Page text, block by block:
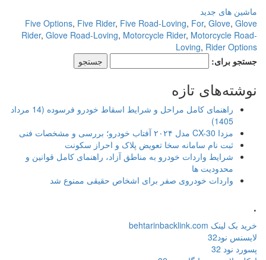
ماشین های جدید
Five Options,Five Rider,Five Road-Loving,For,Glove,Glove
Rider,Glove Road-Loving,Motorcycle Rider,Motorcycle Road-
Loving,Rider Options
جستجو برای:
نوشته‌های تازه
راهنمای کامل مراحل و شرایط اسقاط خودرو فرسوده (14 مرداد
1405)
مزدا CX-30 مدل ۲۰۲۴ آفتاب خودرو؛ بررسی و مشخصات فنی
ثبت نام سامانه سخا تعویض پلاک و احراز سکونت
شرایط واردات خودرو به مناطق آزاد، راهنمای کامل قوانین و
محدودیت ها
واردات خودروی صفر برای اشخاص حقیقی ممنوع شد
خرید بک لینک behtarinbacklink.com
لایسنس نود32
پسورد نود 32